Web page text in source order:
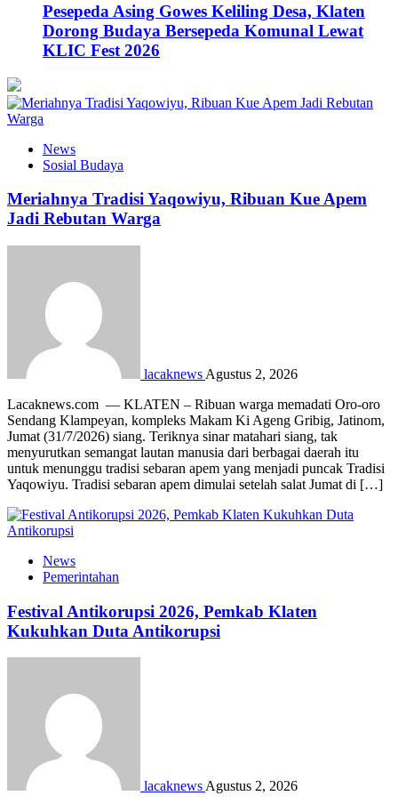
Pesepeda Asing Gowes Keliling Desa, Klaten
Dorong Budaya Bersepeda Komunal Lewat
KLIC Fest 2026
News
Sosial Budaya
Meriahnya Tradisi Yaqowiyu, Ribuan Kue Apem
Jadi Rebutan Warga
lacaknews Agustus 2, 2026
Lacaknews.com — KLATEN – Ribuan warga memadati Oro-oro
Sendang Klampeyan, kompleks Makam Ki Ageng Gribig, Jatinom,
Jumat (31/7/2026) siang. Teriknya sinar matahari siang, tak
menyurutkan semangat lautan manusia dari berbagai daerah itu
untuk menunggu tradisi sebaran apem yang menjadi puncak Tradisi
Yaqowiyu. Tradisi sebaran apem dimulai setelah salat Jumat di […]
News
Pemerintahan
Festival Antikorupsi 2026, Pemkab Klaten
Kukuhkan Duta Antikorupsi
lacaknews Agustus 2, 2026